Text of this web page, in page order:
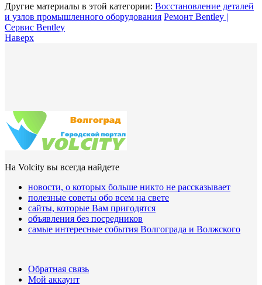
Другие материалы в этой категории: Восстановление деталей
и узлов промышленного оборудования Ремонт Bentley |
Сервис Bentley
Наверх
На Volcity вы всегда найдете
новости, о которых больше никто не рассказывает
полезные советы обо всем на свете
сайты, которые Вам пригодятся
объявления без посредников
самые интересные события Волгограда и Волжского
Обратная связь
Мой аккаунт